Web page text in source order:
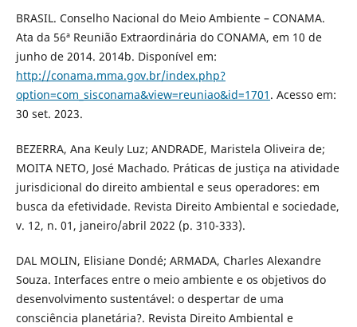
BRASIL. Conselho Nacional do Meio Ambiente – CONAMA.
Ata da 56ª Reunião Extraordinária do CONAMA, em 10 de
junho de 2014. 2014b. Disponível em:
http://conama.mma.gov.br/index.php?
option=com_sisconama&view=reuniao&id=1701 . Acesso em:
30 set. 2023.
BEZERRA, Ana Keuly Luz; ANDRADE, Maristela Oliveira de;
MOITA NETO, José Machado. Práticas de justiça na atividade
jurisdicional do direito ambiental e seus operadores: em
busca da efetividade. Revista Direito Ambiental e sociedade,
v. 12, n. 01, janeiro/abril 2022 (p. 310-333).
DAL MOLIN, Elisiane Dondé; ARMADA, Charles Alexandre
Souza. Interfaces entre o meio ambiente e os objetivos do
desenvolvimento sustentável: o despertar de uma
consciência planetária?. Revista Direito Ambiental e